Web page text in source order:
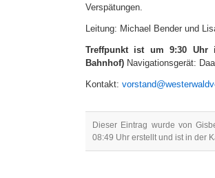
Verspätungen.
Leitung: Michael Bender und
Treffpunkt ist um 9:30 Uhr
Bahnhof) Navigationsgerät:
Kontakt:
Dieser Eintrag wurde von
08:49 Uhr erstellt und ist in der